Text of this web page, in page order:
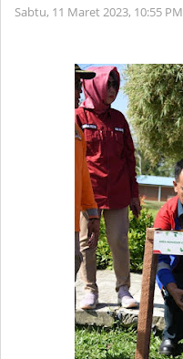
Sabtu, 11 Maret 2023, 10:55 PM